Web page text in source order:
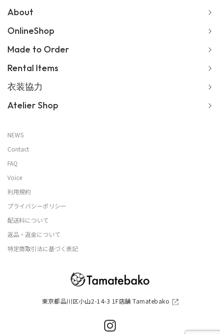
東京都品川区小山2-14-3 1F店舗 Tamatebako
About
OnlineShop
Made to Order
Rental Items
衣装協力
Atelier Shop
NEWS
Contact
FAQ
Voice
利用規約
プライバシーポリシー
配送料について
返品・返金について
特定商取引法に基づく表記